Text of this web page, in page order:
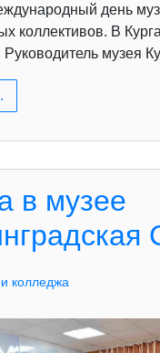
день
коллективов. В
Руководитель музея
в музее
колледжа